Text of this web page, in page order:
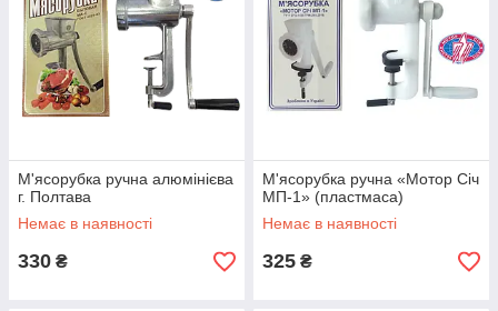
М'ясорубка ручна алюмінієва
г. Полтава
Немає в наявності
330 ₴
М'ясорубка ручна «Мотор Січ
МП-1» (пластмаса)
Немає в наявності
325 ₴